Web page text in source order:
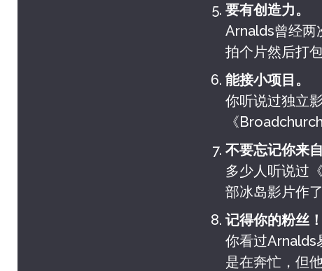
要有创造力。
Arnalds曾经两
拍个片然后打
能接小项目。
你听说过独立
《
不要忘记你来自
多少人听说过
部冰岛影片作了
记得你的粉丝！
你看过Arnalds
是在奔忙，但